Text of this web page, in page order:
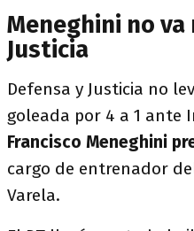
Meneghini no va
Justicia
Defensa y Justicia no
goleada por 4 a 1 ante
Francisco Meneghini
cargo de entrenador
Varela.